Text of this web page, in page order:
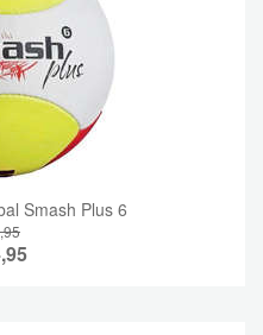
Smash Plus 6